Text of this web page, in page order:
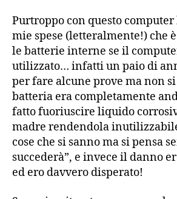
Purtroppo con questo
mie spese (letteralmente!) che
le batterie interne se il
utilizzato… infatti un paio di
per fare alcune prove ma non
batteria era completamente
fatto fuoriuscire liquido
madre rendendola
cose che si sanno ma si pensa
succederà”, e invece il danno
ed ero davvero disperato!